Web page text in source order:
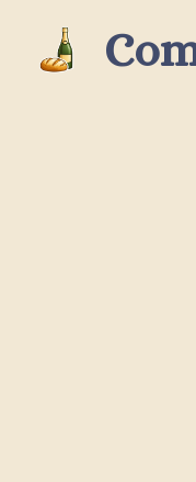
contenu